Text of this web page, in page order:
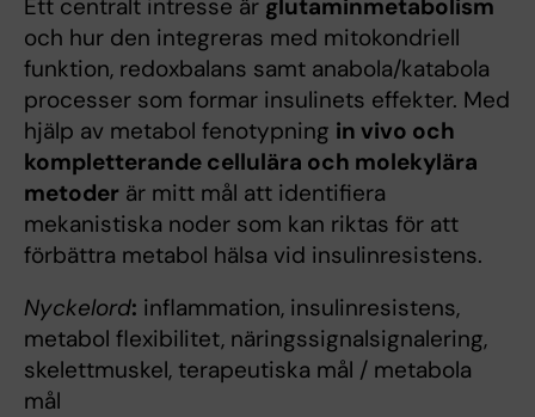
Ett centralt intresse är glutaminmetabolism
och hur den integreras med mitokondriell
funktion, redoxbalans samt anabola/katabola
processer som formar insulinets effekter. Med
hjälp av metabol fenotypning in vivo och
kompletterande cellulära och molekylära
metoder är mitt mål att identifiera
mekanistiska noder som kan riktas för att
förbättra metabol hälsa vid insulinresistens.
Nyckelord: inflammation, insulinresistens,
metabol flexibilitet, näringssignalsignalering,
skelettmuskel, terapeutiska mål / metabola
mål